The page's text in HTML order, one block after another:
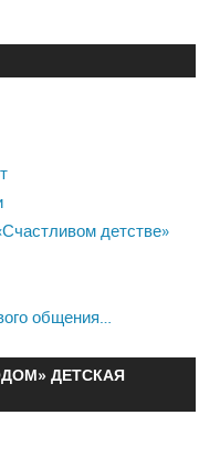
детстве»
общения…
ДЕТСКАЯ